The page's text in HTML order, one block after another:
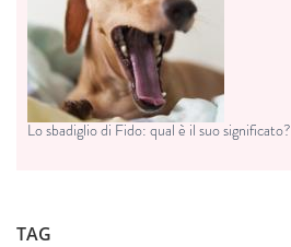
Lo sbadiglio di Fido: qual è il suo significato?
TAG